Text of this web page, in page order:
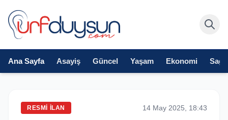
Ana Sayfa Asayiş Güncel Yaşam Ekonomi
RESMI İLAN 14 May 2025, 18:43